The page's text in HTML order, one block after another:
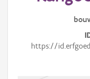
https://